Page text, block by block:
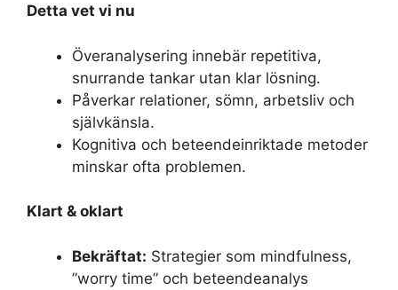
Detta vet vi nu
Överanalysering innebär repetitiva,
snurrande tankar utan klar lösning.
Påverkar relationer, sömn, arbetsliv och
självkänsla.
Kognitiva och beteendeinriktade metoder
minskar ofta problemen.
Klart & oklart
Bekräftat: Strategier som mindfulness,
”worry time” och beteendeanalys